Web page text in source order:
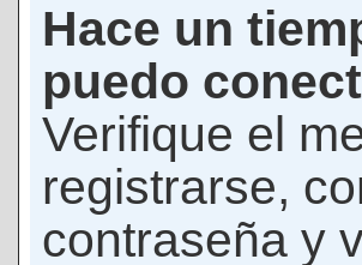
Hace un
puedo
Verifique el
registrarse,
contraseña y